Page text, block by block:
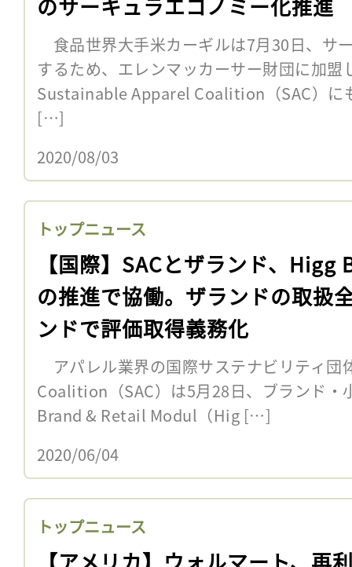
食品世界大手米カーギルは7月30日、サ
するため、エレンマッカーサー財団に加盟
Sustainable Apparel Coalition（SAC）に
[…]
2020/08/03
トップニュース
【国際】SACとザランド、Higg
の推進で協働。ザランドの取扱
ンドで評価取得義務化
アパレル業界の国際サステナビリティ
Coalition（SAC）は5月28日、ブランド・
Brand & Retail Modul（Hig […]
2020/06/04
トップニュース
【アメリカ】ウォルマート、再